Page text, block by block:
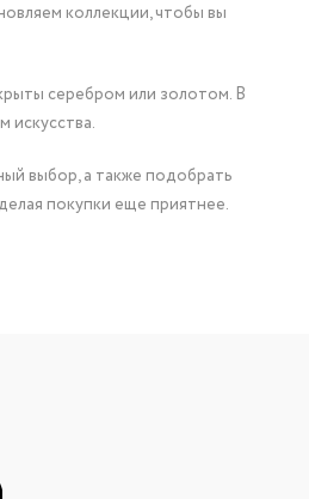
коллекции, чтобы вы
серебром или золотом. В
искусства.
выбор, а также подобрать
покупки еще приятнее.